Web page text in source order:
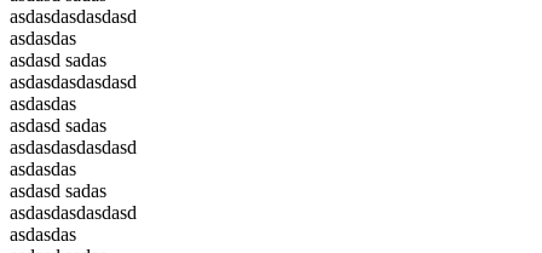
asdasdasdasdasd
asdasdas
asdasd sadas
asdasdasdasdasd
asdasdas
asdasd sadas
asdasdasdasdasd
asdasdas
asdasd sadas
asdasdasdasdasd
asdasdas